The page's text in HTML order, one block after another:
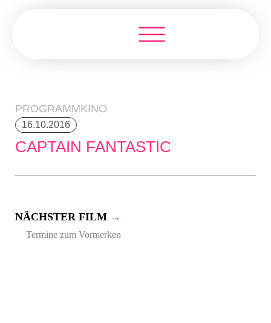
PROGRAMMKINO
16.10.2016
CAPTAIN FANTASTIC
NÄCHSTER FILM →
Termine zum Vormerken